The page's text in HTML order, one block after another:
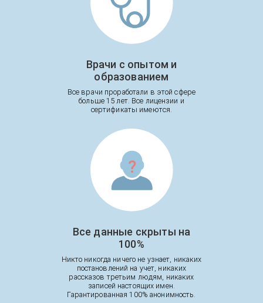
Врачи с опытом и
образованием
Все врачи проработали в этой сфере
больше 15 лет. Все лицензии и
сертификаты имеются.
Все данные скрыты на
100%
Никто никогда ничего не узнает, никаких
постановлений на учет, никаких
рассказов третьим людям, никаких
записей настоящих имен.
Гарантированная 100% анонимность.